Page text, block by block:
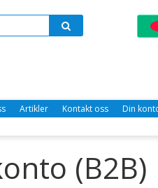
Artikler Kontakt oss Din
(B2B)